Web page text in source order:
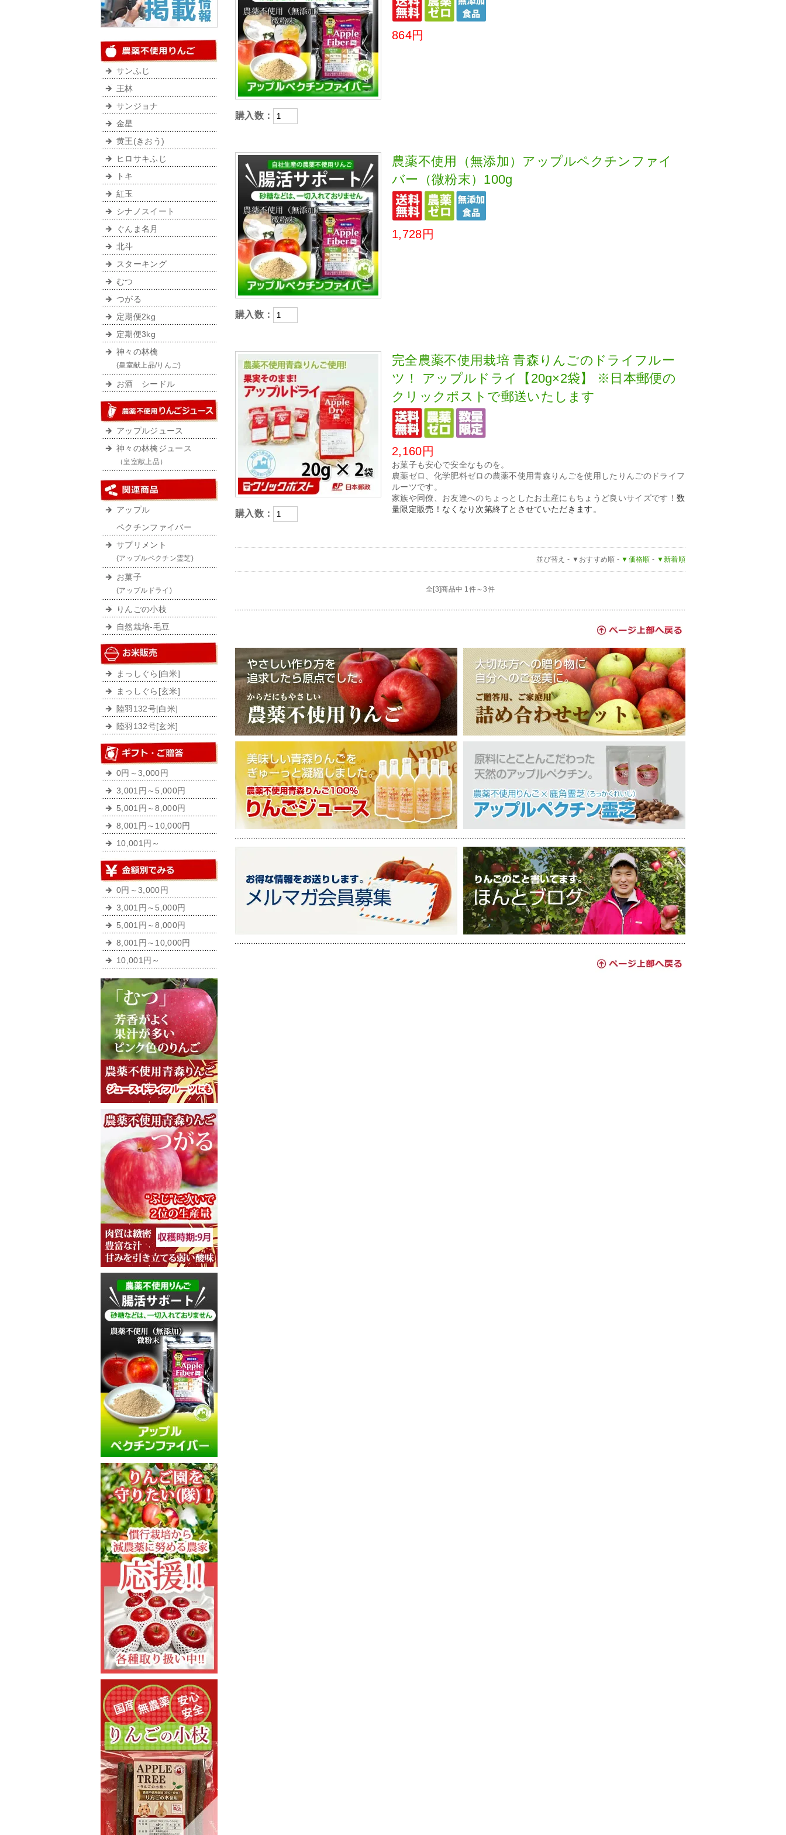
購入数：
864円
購入数：
農薬不使用（無添加）アップルペクチンファイ
バー（微粉末）100g
1,728円
購入数：
完全農薬不使用栽培 青森りんごのドライフルー
ツ！ アップルドライ【20g×2袋】 ※日本郵便の
クリックポストで郵送いたします
2,160円
お菓子も安心で安全なものを。
農薬ゼロ、化学肥料ゼロの農薬不使用青森りんごを使用したりんごのドライフ
ルーツです。
家族や同僚、お友達へのちょっとしたお土産にもちょうど良いサイズです！ 数
量限定販売！なくなり次第終了とさせていただきます。
並び替え - ▼おすすめ順 - ▼価格順 - ▼新着順
全[3]商品中 1件～3件
サンふじ
王林
サンジョナ
金星
黄王(きおう)
ヒロサキふじ
トキ
紅玉
シナノスイート
ぐんま名月
北斗
スターキング
むつ
つがる
定期便2kg
定期便3kg
神々の林檎
(皇室献上品/りんご)
お酒 シードル
アップルジュース
神々の林檎ジュース
（皇室献上品）
アップル
ペクチンファイバー
サプリメント
(アップルペクチン霊芝)
お菓子
(アップルドライ)
りんごの小枝
自然栽培-毛豆
まっしぐら[白米]
まっしぐら[玄米]
陸羽132号[白米]
陸羽132号[玄米]
0円～3,000円
3,001円～5,000円
5,001円～8,000円
8,001円～10,000円
10,001円～
0円～3,000円
3,001円～5,000円
5,001円～8,000円
8,001円～10,000円
10,001円～